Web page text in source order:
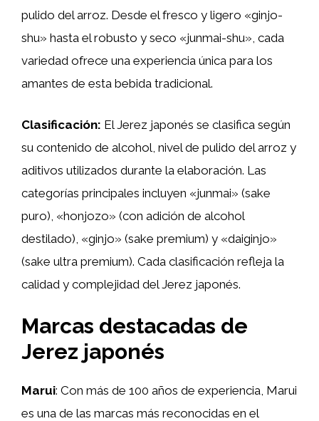
pulido del arroz. Desde el fresco y ligero «ginjo-
shu» hasta el robusto y seco «junmai-shu», cada
variedad ofrece una experiencia única para los
amantes de esta bebida tradicional.
Clasificación: El Jerez japonés se clasifica según
su contenido de alcohol, nivel de pulido del arroz y
aditivos utilizados durante la elaboración. Las
categorías principales incluyen «junmai» (sake
puro), «honjozo» (con adición de alcohol
destilado), «ginjo» (sake premium) y «daiginjo»
(sake ultra premium). Cada clasificación refleja la
calidad y complejidad del Jerez japonés.
Marcas destacadas de
Jerez japonés
Marui: Con más de 100 años de experiencia, Marui
es una de las marcas más reconocidas en el